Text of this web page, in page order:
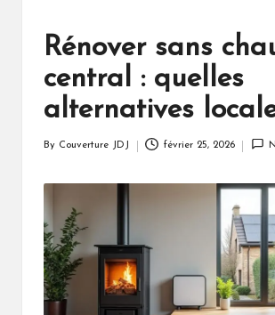
Rénover sans
central : quelles
alternatives
By Couverture JDJ février 25, 2026